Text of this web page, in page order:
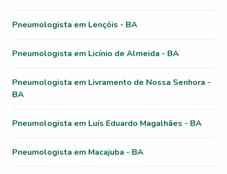
Pneumologista em Lençóis - BA
Pneumologista em Licínio de Almeida - BA
Pneumologista em Livramento de Nossa Senhora -
BA
Pneumologista em Luís Eduardo Magalhães - BA
Pneumologista em Macajuba - BA